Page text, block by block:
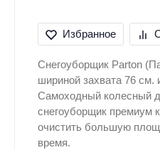
Избранное
Снегоуборщик Parton
шириной захвата 76 см.
Самоходный колесный
снегоуборщик премиум
очистить большую
время.